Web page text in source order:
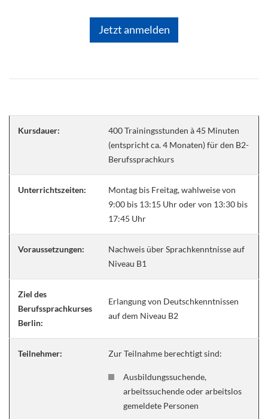
Jetzt anmelden
Kursdauer:
400 Trainingsstunden à 45 Minuten
(entspricht ca. 4 Monaten) für den B2-
Berufssprachkurs
Unterrichtszeiten:
Montag bis Freitag, wahlweise von
9:00 bis 13:15 Uhr oder von 13:30 bis
17:45 Uhr
Voraussetzungen:
Nachweis über Sprachkenntnisse auf
Niveau B1
Ziel des
Berufssprachkurses
Berlin:
Erlangung von Deutschkenntnissen
auf dem Niveau B2
Teilnehmer: Zur Teilnahme berechtigt sind:
Ausbildungssuchende,
arbeitssuchende oder arbeitslos
gemeldete Personen